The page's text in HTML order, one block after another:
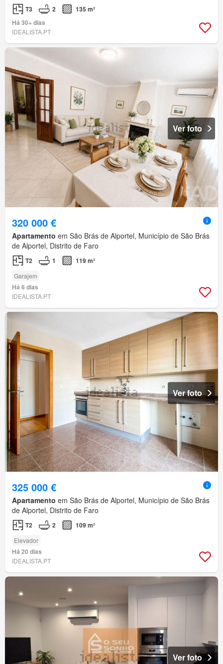
T3 2
135 m²
Há 30+ dias
IDEALISTA.PT
Ver foto
320 000 €
Apartamento em São Brás de Alportel, Município de São Brás
de Alportel, Distrito de Faro
T2 1 119 m²
Garajem
Há 6 dias
IDEALISTA.PT
Ver foto
325 000 €
Apartamento em São Brás de Alportel, Município de São Brás
de Alportel, Distrito de Faro
T2 2 109 m²
Elevador
Há 20 dias
IDEALISTA.PT
Ver foto